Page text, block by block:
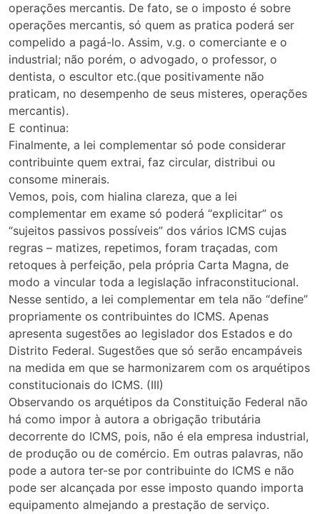
operações mercantis. De fato, se o imposto é sobre
operações mercantis, só quem as pratica poderá ser
compelido a pagá-lo. Assim, v.g. o comerciante e o
industrial; não porém, o advogado, o professor, o
dentista, o escultor etc.(que positivamente não
praticam, no desempenho de seus misteres, operações
mercantis).
E continua:
Finalmente, a lei complementar só pode considerar
contribuinte quem extrai, faz circular, distribui ou
consome minerais.
Vemos, pois, com hialina clareza, que a lei
complementar em exame só poderá “explicitar” os
“sujeitos passivos possíveis” dos vários ICMS cujas
regras – matizes, repetimos, foram traçadas, com
retoques à perfeição, pela própria Carta Magna, de
modo a vincular toda a legislação infraconstitucional.
Nesse sentido, a lei complementar em tela não “define”
propriamente os contribuintes do ICMS. Apenas
apresenta sugestões ao legislador dos Estados e do
Distrito Federal. Sugestões que só serão encampáveis
na medida em que se harmonizarem com os arquétipos
constitucionais do ICMS. (III)
Observando os arquétipos da Constituição Federal não
há como impor à autora a obrigação tributária
decorrente do ICMS, pois, não é ela empresa industrial,
de produção ou de comércio. Em outras palavras, não
pode a autora ter-se por contribuinte do ICMS e não
pode ser alcançada por esse imposto quando importa
equipamento almejando a prestação de serviço.